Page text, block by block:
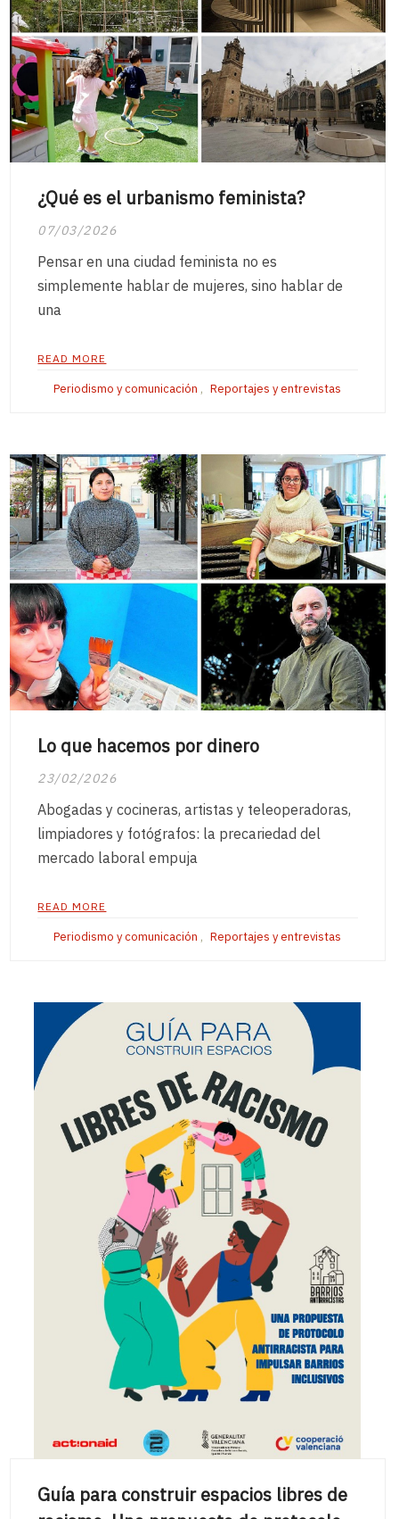
¿Qué es el urbanismo feminista?
07/03/2026
Pensar en una ciudad feminista no es
simplemente hablar de mujeres, sino hablar de
una
READ MORE
Periodismo y comunicación , Reportajes y entrevistas
Lo que hacemos por dinero
23/02/2026
Abogadas y cocineras, artistas y teleoperadoras,
limpiadores y fotógrafos: la precariedad del
mercado laboral empuja
READ MORE
Periodismo y comunicación , Reportajes y entrevistas
Guía para construir espacios libres de